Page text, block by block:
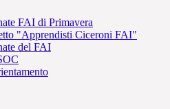
FAI di Primavera
"Apprendisti Ciceroni FAI"
del FAI